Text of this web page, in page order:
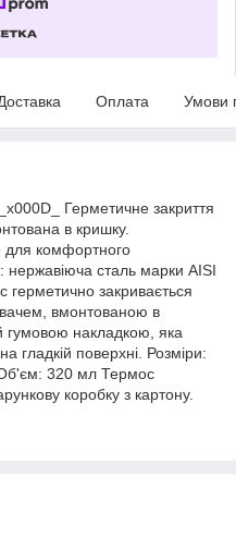
Оплата Умови
Герметичне закриття
в кришку.
для комфортного
сталь марки AISI
закривається
вмонтованою в
накладкою, яка
гладкій поверхні. Розміри:
320 мл Термос
коробку з картону.